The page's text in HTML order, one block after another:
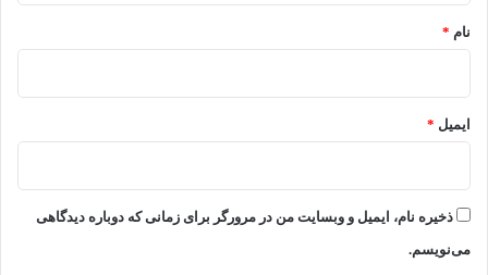
نام *
ایمیل *
ذخیره نام، ایمیل و وبسایت من در مرورگر برای زمانی که دوباره دیدگاهی
می‌نویسم.